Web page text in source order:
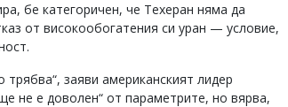
бе категоричен, че Техеран няма да
от високообогатения си уран — условие,
заяви американският лидер
не е доволен“ от параметрите, но вярва,